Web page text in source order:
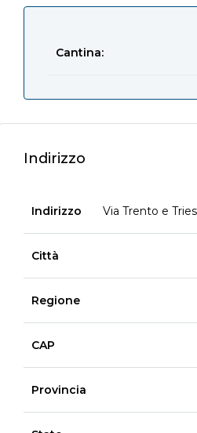
Cantina:
Indirizzo
Indirizzo Via Trento e
Città
Regione
CAP
Provincia